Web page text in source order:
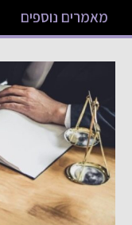
מאמרים נוספים